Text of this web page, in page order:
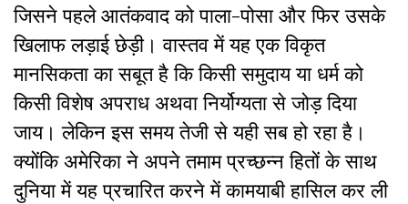
जिसने पहले आतंकवाद को पाला-पोसा और फिर उसके
खिलाफ लड़ाई छेड़ी। वास्तव में यह एक विकृत
मानसिकता का सबूत है कि किसी समुदाय या धर्म को
किसी विशेष अपराध अथवा निर्योग्यता से जोड़ दिया
जाय। लेकिन इस समय तेजी से यही सब हो रहा है।
क्योंकि अमेरिका ने अपने तमाम प्रच्छन्न हितों के साथ
दुनिया में यह प्रचारित करने में कामयाबी हासिल कर ली